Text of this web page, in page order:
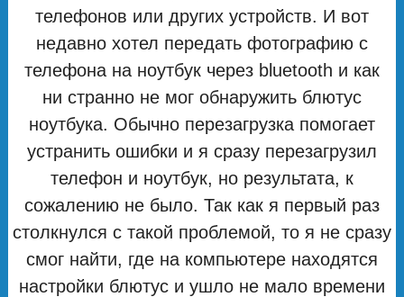
телефонов или других устройств. И вот
недавно хотел передать фотографию с
телефона на ноутбук через bluetooth и как
ни странно не мог обнаружить блютус
ноутбука. Обычно перезагрузка помогает
устранить ошибки и я сразу перезагрузил
телефон и ноутбук, но результата, к
сожалению не было. Так как я первый раз
столкнулся с такой проблемой, то я не сразу
смог найти, где на компьютере находятся
настройки блютус и ушло не мало времени